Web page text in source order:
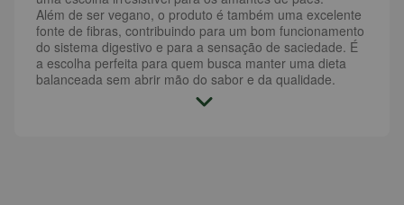
Além de ser vegano, o produto é também uma excelente
fonte de fibras, contribuindo para um bom funcionamento
do sistema digestivo e para a sensação de saciedade. É
a escolha perfeita para quem busca manter uma dieta
balanceada sem abrir mão do sabor e da qualidade.